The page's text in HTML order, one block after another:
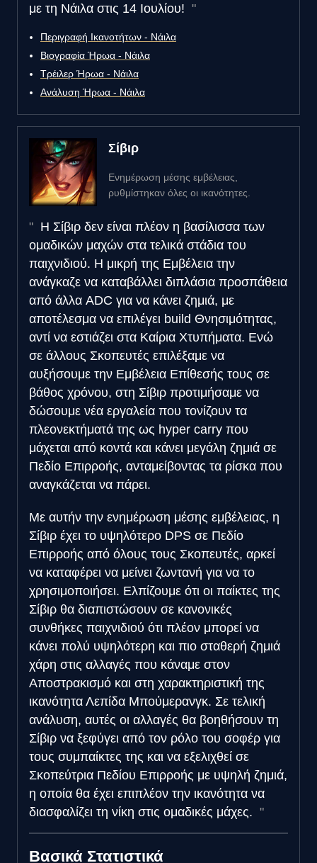
με τη Νάιλα στις 14 Ιουλίου!
Περιγραφή Ικανοτήτων - Νάιλα
Βιογραφία Ήρωα - Νάιλα
Τρέιλερ Ήρωα - Νάιλα
Ανάλυση Ήρωα - Νάιλα
Σίβιρ
Ενημέρωση μέσης εμβέλειας,
ρυθμίστηκαν όλες οι ικανότητες.
Η Σίβιρ δεν είναι πλέον η βασίλισσα των
ομαδικών μαχών στα τελικά στάδια του
παιχνιδιού. Η μικρή της Εμβέλεια την
ανάγκαζε να καταβάλλει διπλάσια προσπάθεια
από άλλα ADC για να κάνει ζημιά, με
αποτέλεσμα να επιλέγει build Θνησιμότητας,
αντί να εστιάζει στα Καίρια Χτυπήματα. Ενώ
σε άλλους Σκοπευτές επιλέξαμε να
αυξήσουμε την Εμβέλεια Επίθεσής τους σε
βάθος χρόνου, στη Σίβιρ προτιμήσαμε να
δώσουμε νέα εργαλεία που τονίζουν τα
πλεονεκτήματά της ως hyper carry που
μάχεται από κοντά και κάνει μεγάλη ζημιά σε
Πεδίο Επιρροής, ανταμείβοντας τα ρίσκα που
αναγκάζεται να πάρει.
Με αυτήν την ενημέρωση μέσης εμβέλειας, η
Σίβιρ έχει το υψηλότερο DPS σε Πεδίο
Επιρροής από όλους τους Σκοπευτές, αρκεί
να καταφέρει να μείνει ζωντανή για να το
χρησιμοποιήσει. Ελπίζουμε ότι οι παίκτες της
Σίβιρ θα διαπιστώσουν σε κανονικές
συνθήκες παιχνιδιού ότι πλέον μπορεί να
κάνει πολύ υψηλότερη και πιο σταθερή ζημιά
χάρη στις αλλαγές που κάναμε στον
Αποστρακισμό και στη χαρακτηριστική της
ικανότητα Λεπίδα Μπούμερανγκ. Σε τελική
ανάλυση, αυτές οι αλλαγές θα βοηθήσουν τη
Σίβιρ να ξεφύγει από τον ρόλο του σοφέρ για
τους συμπαίκτες της και να εξελιχθεί σε
Σκοπεύτρια Πεδίου Επιρροής με υψηλή ζημιά,
η οποία θα έχει επιπλέον την ικανότητα να
διασφαλίζει τη νίκη στις ομαδικές μάχες.
Βασικά Στατιστικά